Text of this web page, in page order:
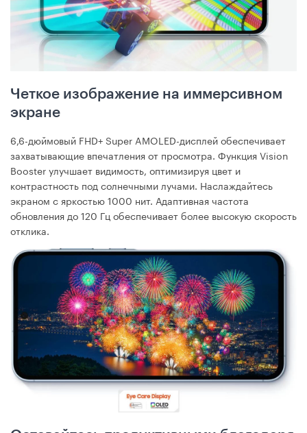
Четкое изображение на иммерсивном
экране
6,6-дюймовый FHD+ Super AMOLED-дисплей обеспечивает
захватывающие впечатления от просмотра. Функция Vision
Booster улучшает видимость, оптимизируя цвет и
контрастность под солнечными лучами. Наслаждайтесь
экраном с яркостью 1000 нит. Адаптивная частота
обновления до 120 Гц обеспечивает более высокую скорость
отклика.